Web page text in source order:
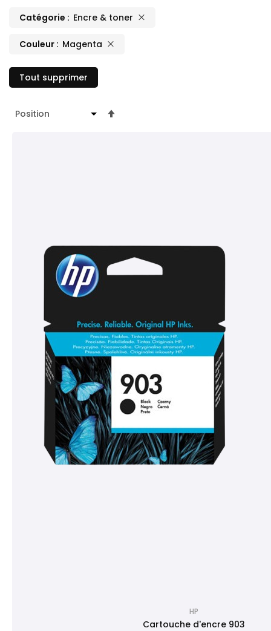
HP
Cartouche d'encre 903
Catégorie Encre & toner
Couleur Magenta
Tout supprimer